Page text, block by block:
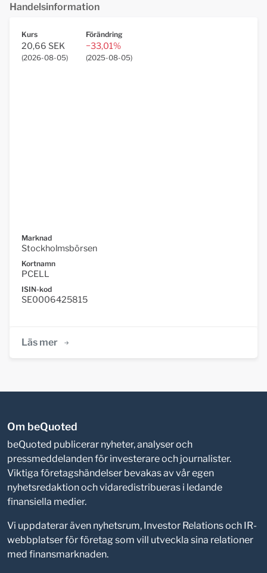
Handelsinformation
Kurs
20,66 SEK
(2026-08-05)
Förändring
−33,01%
(2025-08-05)
Marknad
Stockholmsbörsen
Kortnamn
PCELL
ISIN-kod
SE0006425815
Läs mer
Om beQuoted
beQuoted publicerar nyheter, analyser och
pressmeddelanden för investerare och journalister.
Viktiga företagshändelser bevakas av vår egen
nyhetsredaktion och vidaredistribueras i ledande
finansiella medier.
Vi uppdaterar även nyhetsrum, Investor Relations och IR-
webbplatser för företag som vill utveckla sina relationer
med finansmarknaden.